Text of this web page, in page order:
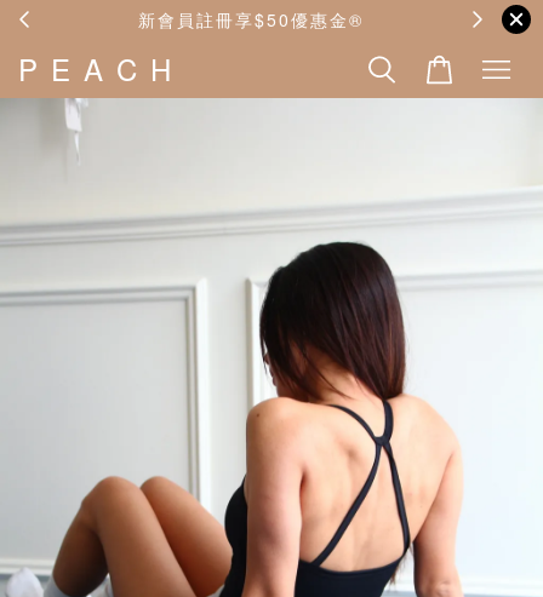
新會員註冊享$50優惠金®️
P E A C H